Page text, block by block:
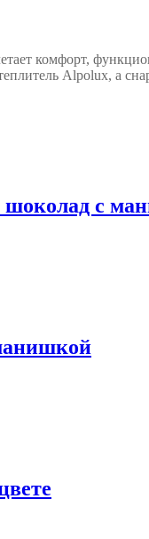
комфорт,
Alpolux, а
шоколад с